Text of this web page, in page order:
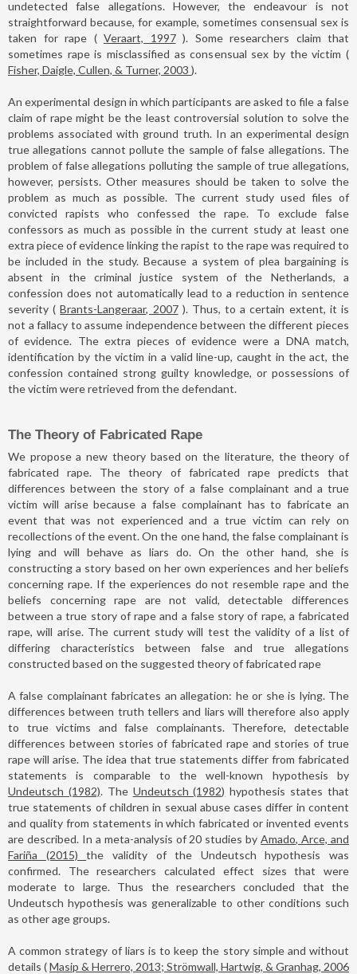
undetected false allegations. However, the endeavour is not
straightforward because, for example, sometimes consensual sex is
taken for rape ( Veraart, 1997). Some researchers claim that
sometimes rape is misclassified as consensual sex by the victim (
Fisher, Daigle, Cullen, & Turner, 2003 ).
An experimental design in which participants are asked to file a false
claim of rape might be the least controversial solution to solve the
problems associated with ground truth. In an experimental design
true allegations cannot pollute the sample of false allegations. The
problem of false allegations polluting the sample of true allegations,
however, persists. Other measures should be taken to solve the
problem as much as possible. The current study used files of
convicted rapists who confessed the rape. To exclude false
confessors as much as possible in the current study at least one
extra piece of evidence linking the rapist to the rape was required to
be included in the study. Because a system of plea bargaining is
absent in the criminal justice system of the Netherlands, a
confession does not automatically lead to a reduction in sentence
severity (Brants-Langeraar, 2007). Thus, to a certain extent, it is
not a fallacy to assume independence between the different pieces
of evidence. The extra pieces of evidence were a DNA match,
identification by the victim in a valid line-up, caught in the act, the
confession contained strong guilty knowledge, or possessions of
the victim were retrieved from the defendant.
The Theory of Fabricated Rape
We propose a new theory based on the literature, the theory of
fabricated rape. The theory of fabricated rape predicts that
differences between the story of a false complainant and a true
victim will arise because a false complainant has to fabricate an
event that was not experienced and a true victim can rely on
recollections of the event. On the one hand, the false complainant is
lying and will behave as liars do. On the other hand, she is
constructing a story based on her own experiences and her beliefs
concerning rape. If the experiences do not resemble rape and the
beliefs concerning rape are not valid, detectable differences
between a true story of rape and a false story of rape, a fabricated
rape, will arise. The current study will test the validity of a list of
differing characteristics between false and true allegations
constructed based on the suggested theory of fabricated rape
A false complainant fabricates an allegation: he or she is lying. The
differences between truth tellers and liars will therefore also apply
to true victims and false complainants. Therefore, detectable
differences between stories of fabricated rape and stories of true
rape will arise. The idea that true statements differ from fabricated
statements is comparable to the well-known hypothesis by
Undeutsch (1982). The Undeutsch (1982) hypothesis states that
true statements of children in sexual abuse cases differ in content
and quality from statements in which fabricated or invented events
are described. In a meta-analysis of 20 studies byAmado, Arce, and
Fariña (2015)the validity of the Undeutsch hypothesis was
confirmed. The researchers calculated effect sizes that were
moderate to large. Thus the researchers concluded that the
Undeutsch hypothesis was generalizable to other conditions such
as other age groups.
A common strategy of liars is to keep the story simple and without
details (Masip & Herrero, 2013; Strömwall, Hartwig, & Granhag, 2006